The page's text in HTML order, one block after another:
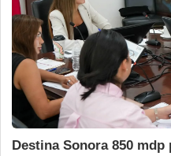
Destina Sonora 850